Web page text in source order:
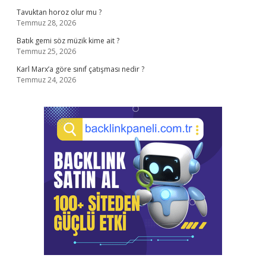
Tavuktan horoz olur mu ?
Temmuz 28, 2026
Batık gemi söz müzik kime ait ?
Temmuz 25, 2026
Karl Marx’a göre sınıf çatışması nedir ?
Temmuz 24, 2026